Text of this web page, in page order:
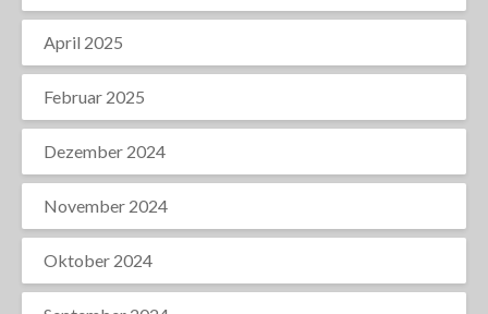
April 2025
Februar 2025
Dezember 2024
November 2024
Oktober 2024